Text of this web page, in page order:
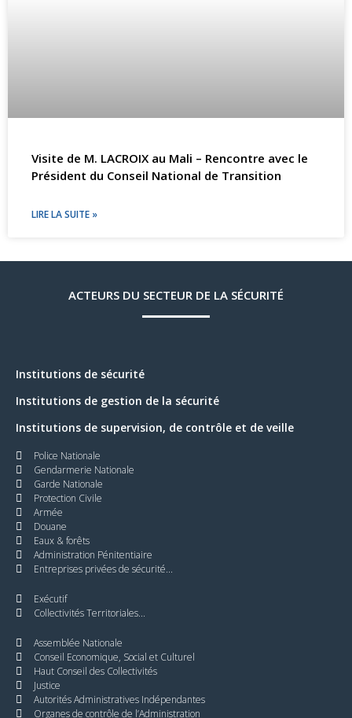
Visite de M. LACROIX au Mali – Rencontre avec le
Président du Conseil National de Transition
LIRE LA SUITE »
ACTEURS DU SECTEUR DE LA SÉCURITÉ
Institutions de sécurité
Institutions de gestion de la sécurité
Institutions de supervision, de contrôle et de veille
Police Nationale
Gendarmerie Nationale
Garde Nationale
Protection Civile
Armée
Douane
Eaux & forêts
Administration Pénitentiaire
Entreprises privées de sécurité...
Exécutif
Collectivités Territoriales...
Assemblée Nationale
Conseil Economique, Social et Culturel
Haut Conseil des Collectivités
Justice
Autorités Administratives Indépendantes
Organes de contrôle de l’Administration